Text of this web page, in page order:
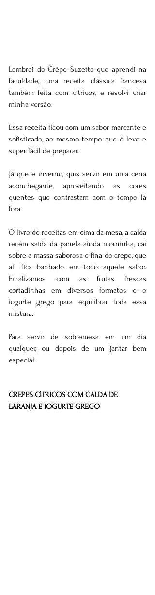
Lembrei do Crêpe Suzette que aprendi na
faculdade, uma receita clássica francesa
também feita com cítricos, e resolvi criar
minha versão.
Essa receita ficou com um sabor marcante e
sofisticado, ao mesmo tempo que é leve e
super fácil de preparar.
Já que é inverno, quis servir em uma cena
aconchegante, aproveitando as cores
quentes que contrastam com o tempo lá
fora.
O livro de receitas em cima da mesa, a calda
recém saída da panela ainda morninha, cai
sobre a massa saborosa e fina do crepe, que
ali fica banhado em todo aquele sabor.
Finalizamos com as frutas frescas
cortadinhas em diversos formatos e o
iogurte grego para equilibrar toda essa
mistura.
Para servir de sobremesa em um dia
qualquer, ou depois de um jantar bem
especial.
CREPES CÍTRICOS COM CALDA DE
LARANJA E IOGURTE GREGO